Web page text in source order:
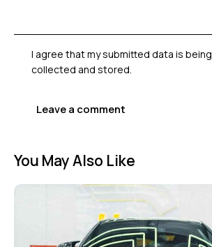
I agree that my submitted data is being
collected and stored.
You May Also Like